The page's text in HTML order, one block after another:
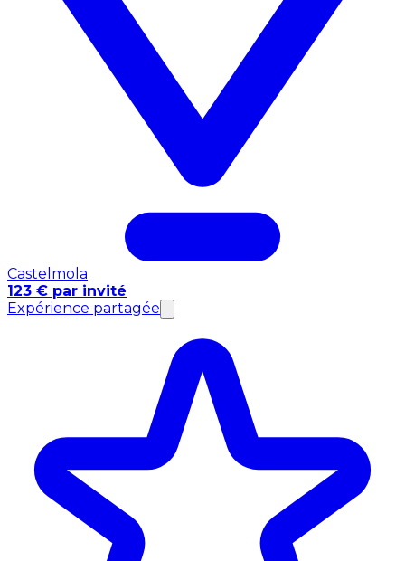
Castelmola
123 € par invité
Expérience partagée